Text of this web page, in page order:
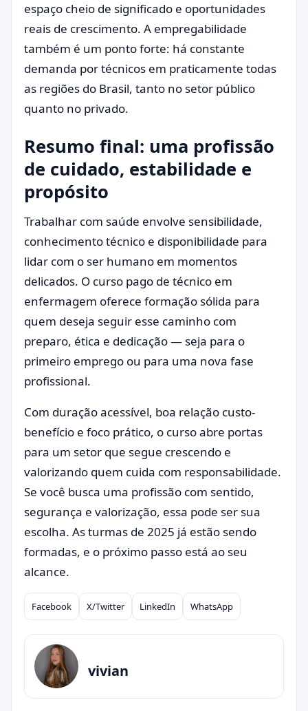
espaço cheio de significado e oportunidades
reais de crescimento. A empregabilidade
também é um ponto forte: há constante
demanda por técnicos em praticamente todas
as regiões do Brasil, tanto no setor público
quanto no privado.
Resumo final: uma profissão
de cuidado, estabilidade e
propósito
Trabalhar com saúde envolve sensibilidade,
conhecimento técnico e disponibilidade para
lidar com o ser humano em momentos
delicados. O curso pago de técnico em
enfermagem oferece formação sólida para
quem deseja seguir esse caminho com
preparo, ética e dedicação — seja para o
primeiro emprego ou para uma nova fase
profissional.
Com duração acessível, boa relação custo-
benefício e foco prático, o curso abre portas
para um setor que segue crescendo e
valorizando quem cuida com responsabilidade.
Se você busca uma profissão com sentido,
segurança e valorização, essa pode ser sua
escolha. As turmas de 2025 já estão sendo
formadas, e o próximo passo está ao seu
alcance.
Compartilhar
Facebook X/Twitter LinkedIn WhatsApp
vivian